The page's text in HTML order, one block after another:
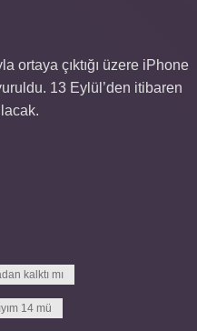
ortaya çıktığı üzere iPhone
13 Eylül’den itibaren
kalktı mı
14 mü